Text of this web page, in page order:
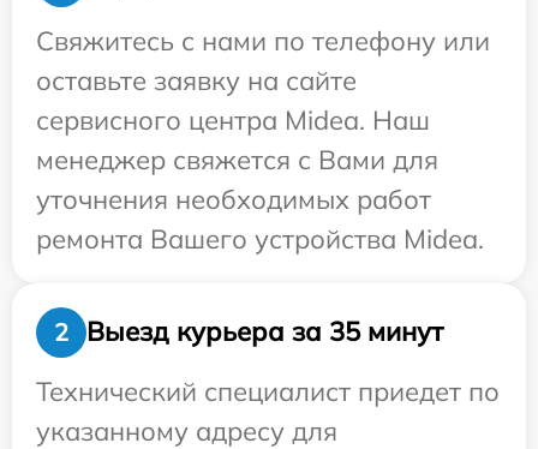
Свяжитесь с нами по телефону или
оставьте заявку на сайте
сервисного центра Midea. Наш
менеджер свяжется с Вами для
уточнения необходимых работ
ремонта Вашего устройства Midea.
2
Выезд курьера за 35 минут
Технический специалист приедет по
указанному адресу для